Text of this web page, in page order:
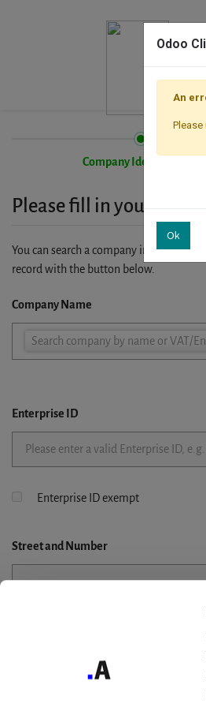
Company Identification
Please fill in your
You can search a company in our
record with the button below.
Company Name
Search company by name or VAT/
Company
Enterprise ID
Enterprise ID exempt
Streetand Number
Odoo
An
Ok